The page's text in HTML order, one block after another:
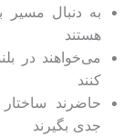
به دنبال مسیر
هستند
می‌خواهند در
کنند
حاضرند
جدی بگیرند